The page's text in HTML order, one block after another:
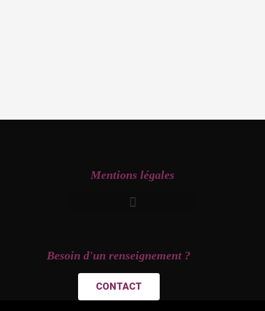
Mentions légales
Besoin d'un renseignement ?
CONTACT